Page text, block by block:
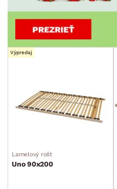
Výpredaj
Lamelový rošt
Uno 90x200